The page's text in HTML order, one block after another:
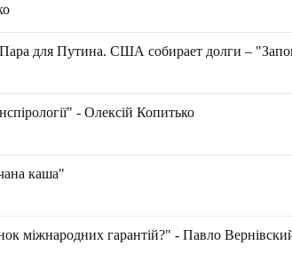
для Путина. США собирает долги –
- Олексій Копитько
каша"
міжнародних гарантій?" - Павло